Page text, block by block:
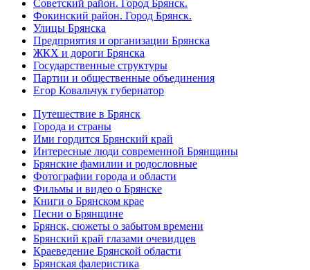
Советский район. Город Брянск.
Фокинский район. Город Брянск.
Улицы Брянска
Предприятия и организации Брянска
ЖКХ и дороги Брянска
Государственные структуры
Партии и общественные объединения
Егор Ковальчук губернатор
Путешествие в Брянск
Города и страны
Ими гордится Брянский край
Интересные люди современной Брянщины
Брянские фамилии и родословные
Фотографии города и области
Фильмы и видео о Брянске
Книги о Брянском крае
Песни о Брянщине
Брянск, сюжеты о забытом времени
Брянский край глазами очевидцев
Краеведение Брянской области
Брянская фалеристика